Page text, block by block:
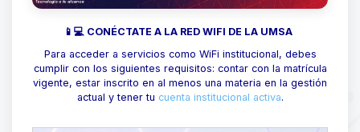
📱💻 CONÉCTATE A LA RED WIFI DE LA UMSA
Para acceder a servicios como WiFi institucional, debes
cumplir con los siguientes requisitos: contar con la matrícula
vigente, estar inscrito en al menos una materia en la gestión
actual y tener tu cuenta institucional activa.